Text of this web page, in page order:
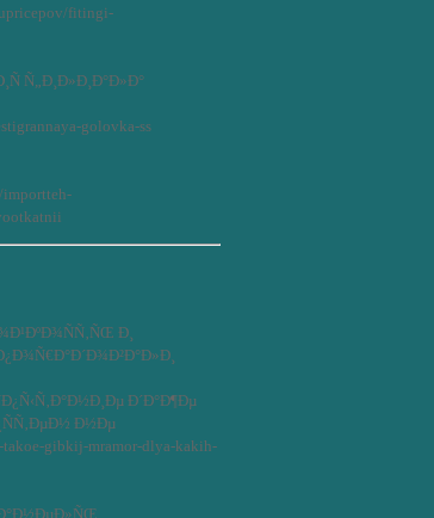
fitingi-
Ñ„Ð¸Ð»Ð¸Ð°Ð»Ð°
golovka-ss
Ð¸
Ð´Ð°Ð¶Ðµ
Ð½Ðµ
gibkij-mramor-dlya-kakih-